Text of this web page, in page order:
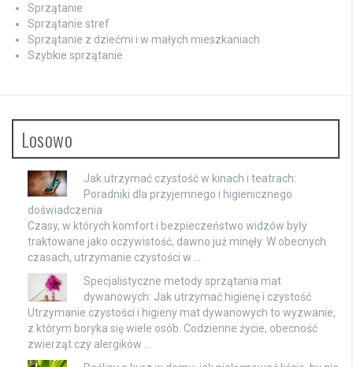
Sprzątanie
Sprzątanie stref
Sprzątanie z dziećmi i w małych mieszkaniach
Szybkie sprzątanie
Losowo
Jak utrzymać czystość w kinach i teatrach:
Poradniki dla przyjemnego i higienicznego
doświadczenia
Czasy, w których komfort i bezpieczeństwo widzów były
traktowane jako oczywistość, dawno już minęły. W obecnych
czasach, utrzymanie czystości w …
Specjalistyczne metody sprzątania mat
dywanowych: Jak utrzymać higienę i czystość
Utrzymanie czystości i higieny mat dywanowych to wyzwanie,
z którym boryka się wiele osób. Codzienne życie, obecność
zwierząt czy alergików …